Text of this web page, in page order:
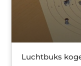
Luchtbuks